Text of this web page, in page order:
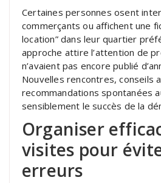
Certaines personnes osent
commerçants ou affichent une
location” dans leur quartier
approche attire l’attention de
n’avaient pas encore publié
Nouvelles rencontres, conseils
recommandations spontanées
sensiblement le succès de la
Organiser
visites pour
erreurs